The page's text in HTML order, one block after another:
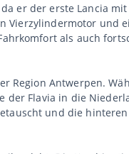
er der erste Lancia
Vierzylindermotor und
als auch
Region Antwerpen.
der Flavia in die
und die